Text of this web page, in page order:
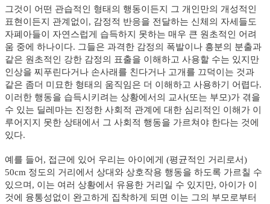
그것이 어떤 관습적인 형태의 행동이든지 그 개인만의 개성적인
표현이든지 관계없이, 감정적 반응을 전달하는 신체의 자세들도
자폐아들이 자연스럽게 습득하지 못하는 매우 큰 원초적인 어려
움 중에 하나이다. 그들은 과격한 감정의 폭발이나 흥분의 분출과
같은 원초적인 강한 감정의 표출을 이해하고 사용할 수는 있지만
인상을 찌푸린다거나 손사래를 친다거나 고개를 끄덕이는 것과
같은 좀더 미묘한 형태의 움직임은 더 이해하고 사용하기 어렵다.
이러한 행동을 습득시키려는 상황에서의 교사(또는 부모)가 겪을
수 있는 딜레마는 진정한 사회적 관계에 대한 심리적인 이해가 이
루어지지 못한 상태에서 그 사회적 행동을 가르쳐야 한다는 것에
있다.
예를 들어, 접근에 있어 우리는 아이에게 (평균적인 거리로서)
50cm 정도의 거리에서 상대와 상호작용 행동을 하도록 가르칠 수
있으며, 이는 여러 상황에서 유용한 거리일 수 있지만, 아이가 이
것에 융통성없이 완고하게 집착하게 되면 이는 그의 부모로부터